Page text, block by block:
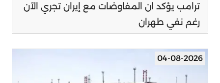
ترامب يؤكد ان المفاوضات مع إيران تجري الآن
رغم نفي طهران
04-08-2026